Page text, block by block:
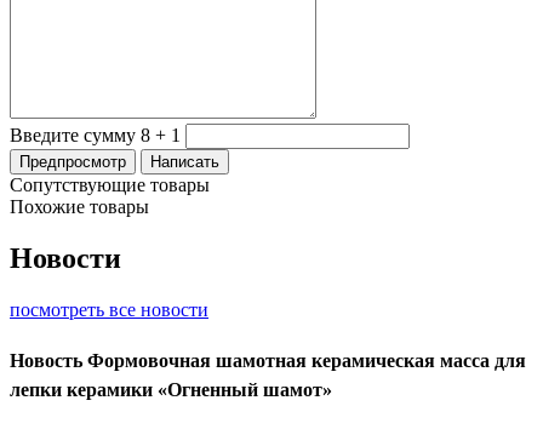
Введите сумму 8 + 1
Сопутствующие товары
Похожие товары
Новости
посмотреть все новости
Новость Формовочная шамотная керамическая масса для
лепки керамики «Огненный шамот»